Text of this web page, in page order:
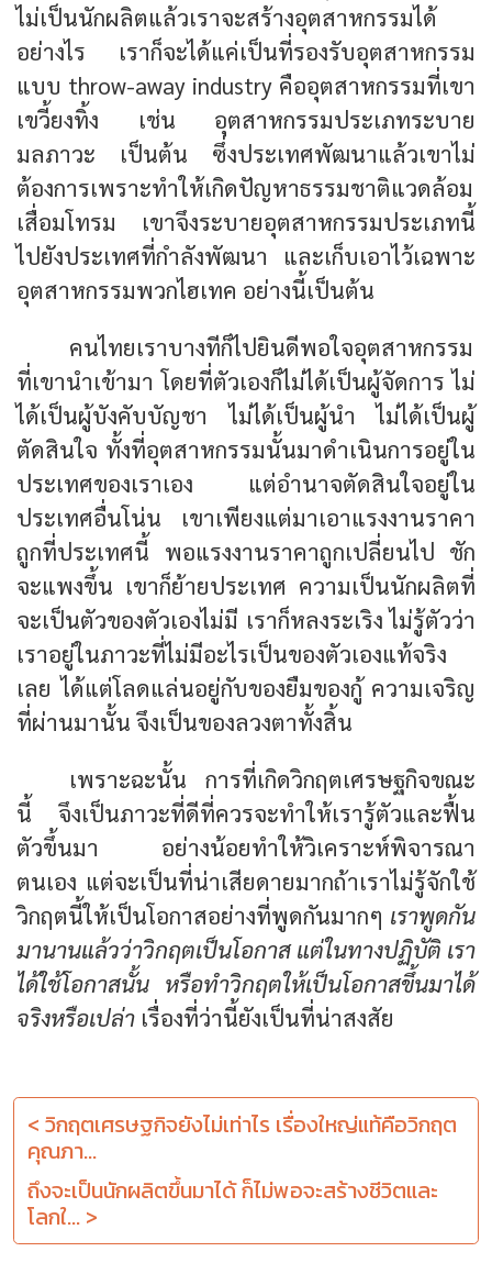
ไม่เป็นนักผลิตแล้วเราจะสร้างอุตสาหกรรมได้
อย่างไร เราก็จะได้แค่เป็นที่รองรับอุตสาหกรรม
แบบ throw-away industry คืออุตสาหกรรมที่เขา
เขวี้ยงทิ้ง เช่น อุตสาหกรรมประเภทระบาย
มลภาวะ เป็นต้น ซึ่งประเทศพัฒนาแล้วเขาไม่
ต้องการเพราะทำให้เกิดปัญหาธรรมชาติแวดล้อม
เสื่อมโทรม เขาจึงระบายอุตสาหกรรมประเภทนี้
ไปยังประเทศที่กำลังพัฒนา และเก็บเอาไว้เฉพาะ
อุตสาหกรรมพวกไฮเทค อย่างนี้เป็นต้น
คนไทยเราบางทีก็ไปยินดีพอใจอุตสาหกรรม
ที่เขานำเข้ามา โดยที่ตัวเองก็ไม่ได้เป็นผู้จัดการ ไม่
ได้เป็นผู้บังคับบัญชา ไม่ได้เป็นผู้นำ ไม่ได้เป็นผู้
ตัดสินใจ ทั้งที่อุตสาหกรรมนั้นมาดำเนินการอยู่ใน
ประเทศของเราเอง แต่อำนาจตัดสินใจอยู่ใน
ประเทศอื่นโน่น เขาเพียงแต่มาเอาแรงงานราคา
ถูกที่ประเทศนี้ พอแรงงานราคาถูกเปลี่ยนไป ชัก
จะแพงขึ้น เขาก็ย้ายประเทศ ความเป็นนักผลิตที่
จะเป็นตัวของตัวเองไม่มี เราก็หลงระเริง ไม่รู้ตัวว่า
เราอยู่ในภาวะที่ไม่มีอะไรเป็นของตัวเองแท้จริง
เลย ได้แต่โลดแล่นอยู่กับของยืมของกู้ ความเจริญ
ที่ผ่านมานั้น จึงเป็นของลวงตาทั้งสิ้น
เพราะฉะนั้น การที่เกิดวิกฤตเศรษฐกิจขณะ
นี้ จึงเป็นภาวะที่ดีที่ควรจะทำให้เรารู้ตัวและฟื้น
ตัวขึ้นมา อย่างน้อยทำให้วิเคราะห์พิจารณา
ตนเอง แต่จะเป็นที่น่าเสียดายมากถ้าเราไม่รู้จักใช้
วิกฤตนี้ให้เป็นโอกาสอย่างที่พูดกันมากๆ เราพูดกัน
มานานแล้วว่าวิกฤตเป็นโอกาส แต่ในทางปฏิบัติ เรา
ได้ใช้โอกาสนั้น หรือทำวิกฤตให้เป็นโอกาสขึ้นมาได้
จริงหรือเปล่า เรื่องที่ว่านี้ยังเป็นที่น่าสงสัย
< วิกฤตเศรษฐกิจยังไม่เท่าไร เรื่องใหญ่แท้คือวิกฤต
คุณภา...
ถึงจะเป็นนักผลิตขึ้นมาได้ ก็ไม่พอจะสร้างชีวิตและ
โลกใ... >